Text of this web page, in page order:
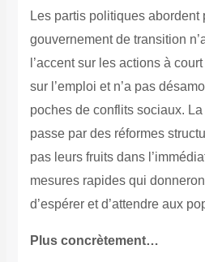
Les partis politiques abordent
gouvernement de transition
l’accent sur les actions à
sur l’emploi et n’a pas
poches de conflits sociaux.
passe par des réformes
pas leurs fruits dans
mesures rapides qui
d’espérer et d’attendre aux
Plus concrètement…